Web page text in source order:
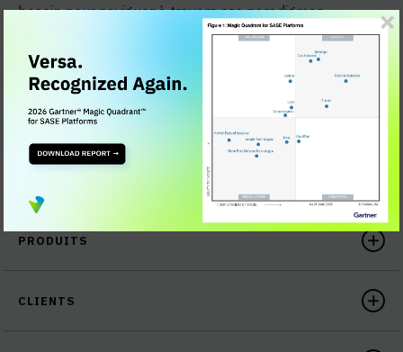
besoin pour naviguer à travers ces paradigmes
transformateurs de réseau et de sécurité.
PRODUITS
CLIENTS